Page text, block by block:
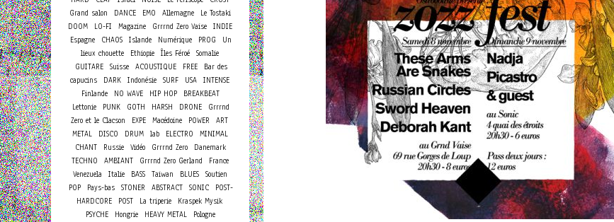
Grand salon
DANCE EMO Allemagne
Le Tostaki
DOOM
LO-FI Magazine Grrrnd Zero Vaise INDIE
Espagne
CHAOS Islande Numérique PROG
Un
lieux chouette
Ethiopie Îles Féroé
Somalie
GUITARE
Suisse ACOUSTIQUE FREE
Bar des
capucins
DARK Indonésie SURF USA
INTENSE
Finlande
NO WAVE HIP HOP
BREAKBEAT
Lettonie
PUNK GOTH HARSH DRONE
Grrrnd
Zero et le Clacson
EXPE Macédoine POWER
ART
METAL
DISCO DRUM lab ELECTRO
MINIMAL
CHANT
Russie Vidéo Grrrnd Zero
Danemark
TECHNO
AMBIANT Grrrnd Zero Gerland
France
Venezuela
Italie BASS Taiwan BLUES Soutien
POP
Pays-bas STONER ABSTRACT SONIC
POST-
HARDCORE
POST La triperie
Kraspek Mysik
PSYCHE
Hongrie HEAVY METAL
Pologne